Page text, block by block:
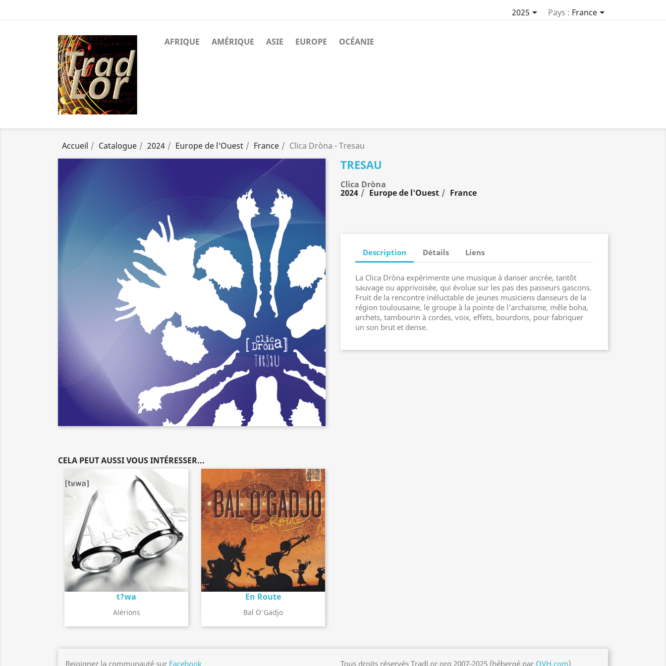
2025 Pays : France
AFRIQUE AMÉRIQUE ASIE EUROPE OCÉANIE
Accueil Catalogue 2024 Europe de l'Ouest France Clica Dròna - Tresau
TRESAU
Clica Dròna
2024 Europe de l'Ouest France
Description Détails Liens
La Clica Dròna expérimente une musique à danser ancrée, tantôt
sauvage ou apprivoisée, qui évolue sur les pas des passeurs gascons.
Fruit de la rencontre inéluctable de jeunes musiciens danseurs de la
région toulousaine, le groupe à la pointe de l'archaïsme, mêle boha,
archets, tambourin à cordes, voix, effets, bourdons, pour fabriquer
un son brut et dense.
CELA PEUT AUSSI VOUS INTÉRESSER...
t?wa
Alérions
Détail de l'album En Route
Bal O'Gadjo
Détail de l'album
Rejoignez la communauté sur Facebook Tous droits réservés TradLor.org 2007-2025 (hébergé par OVH.com)